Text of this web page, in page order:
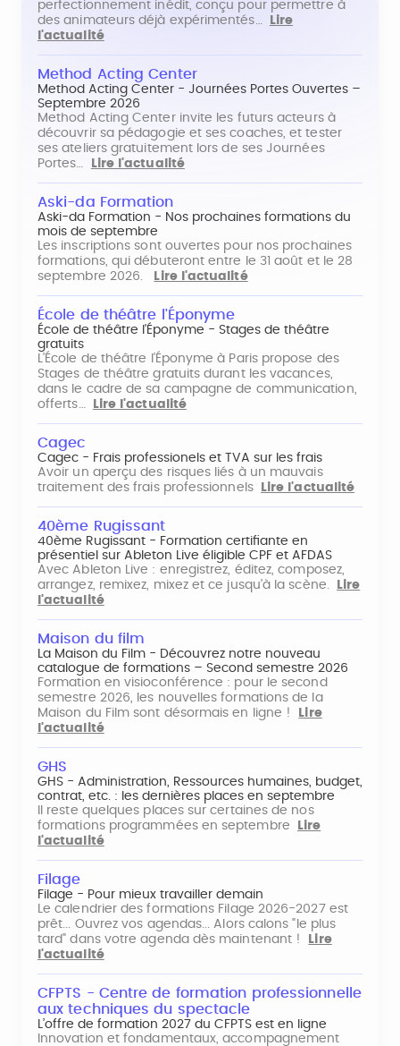
perfectionnement inédit, conçu pour permettre à
des animateurs déjà expérimentés…
Lire
l'actualité
Method Acting Center
Method Acting Center - Journées Portes Ouvertes –
Septembre 2026
Method Acting Center invite les futurs acteurs à
découvrir sa pédagogie et ses coaches, et tester
ses ateliers gratuitement lors de ses Journées
Portes…
Lire l'actualité
Aski-da Formation
Aski-da Formation - Nos prochaines formations du
mois de septembre
Les inscriptions sont ouvertes pour nos prochaines
formations, qui débuteront entre le 31 août et le 28
septembre 2026.
Lire l'actualité
École de théâtre l'Éponyme
École de théâtre l'Éponyme - Stages de théâtre
gratuits
L'École de théâtre l'Éponyme à Paris propose des
Stages de théâtre gratuits durant les vacances,
dans le cadre de sa campagne de communication,
offerts…
Lire l'actualité
Cagec
Cagec - Frais professionels et TVA sur les frais
Avoir un aperçu des risques liés à un mauvais
traitement des frais professionnels
Lire l'actualité
40ème Rugissant
40ème Rugissant - Formation certifiante en
présentiel sur Ableton Live éligible CPF et AFDAS
Avec Ableton Live : enregistrez, éditez, composez,
arrangez, remixez, mixez et ce jusqu'à la scène.
Lire
l'actualité
Maison du film
La Maison du Film - Découvrez notre nouveau
catalogue de formations – Second semestre 2026
Formation en visioconférence : pour le second
semestre 2026, les nouvelles formations de la
Maison du Film sont désormais en ligne !
Lire
l'actualité
GHS
GHS - Administration, Ressources humaines, budget,
contrat, etc. : les dernières places en septembre
Il reste quelques places sur certaines de nos
formations programmées en septembre
Lire
l'actualité
Filage
Filage - Pour mieux travailler demain
Le calendrier des formations Filage 2026-2027 est
prêt... Ouvrez vos agendas... Alors calons "le plus
tard" dans votre agenda dès maintenant !
Lire
l'actualité
CFPTS - Centre de formation professionnelle
aux techniques du spectacle
L’offre de formation 2027 du CFPTS est en ligne
Innovation et fondamentaux, accompagnement